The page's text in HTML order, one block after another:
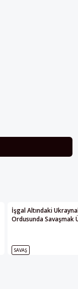
İşgal Altındaki
Ordusunda Savaşmak
SAVAŞ